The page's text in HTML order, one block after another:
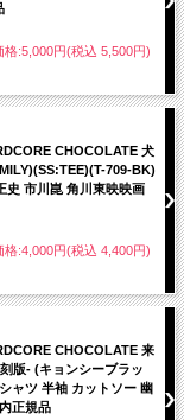
格:5,000円(税込 5,500円)
CHOCOLATE 犬
709-BK)
史 市川崑 角川東映映画
格:4,000円(税込 4,400円)
CHOCOLATE 来
版- (キョンシーブラッ
ャツ 半袖 カットソー 幽
正規品